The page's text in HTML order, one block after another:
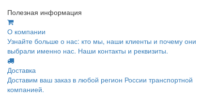
Полезная информация
О компании
Узнайте больше о нас: кто мы, наши клиенты и почему они
выбрали именно нас. Наши контакты и реквизиты.
Доставка
Доставим ваш заказ в любой регион России транспортной
компанией.